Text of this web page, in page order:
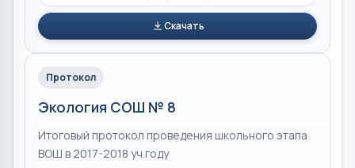
Скачать
Протокол
Экология СОШ № 8
Итоговый протокол проведения школьного этапа
ВОШ в 2017-2018 уч.году